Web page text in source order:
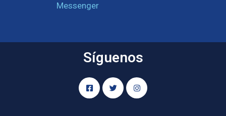
Messenger
Síguenos